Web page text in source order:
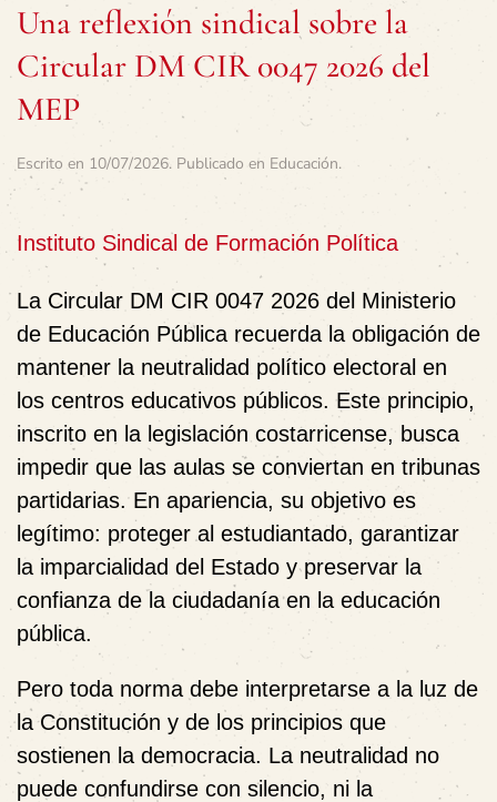
Una reflexión sindical sobre la
Circular DM CIR 0047 2026 del
MEP
Escrito en 10/07/2026. Publicado en Educación.
Instituto Sindical de Formación Política
La Circular DM CIR 0047 2026 del Ministerio
de Educación Pública recuerda la obligación de
mantener la neutralidad político electoral en
los centros educativos públicos. Este principio,
inscrito en la legislación costarricense, busca
impedir que las aulas se conviertan en tribunas
partidarias. En apariencia, su objetivo es
legítimo: proteger al estudiantado, garantizar
la imparcialidad del Estado y preservar la
confianza de la ciudadanía en la educación
pública.
Pero toda norma debe interpretarse a la luz de
la Constitución y de los principios que
sostienen la democracia. La neutralidad no
puede confundirse con silencio, ni la